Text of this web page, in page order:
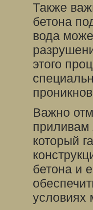
Также
бетона
вода
этого
Важно
приливам
который
бетона и
условиях